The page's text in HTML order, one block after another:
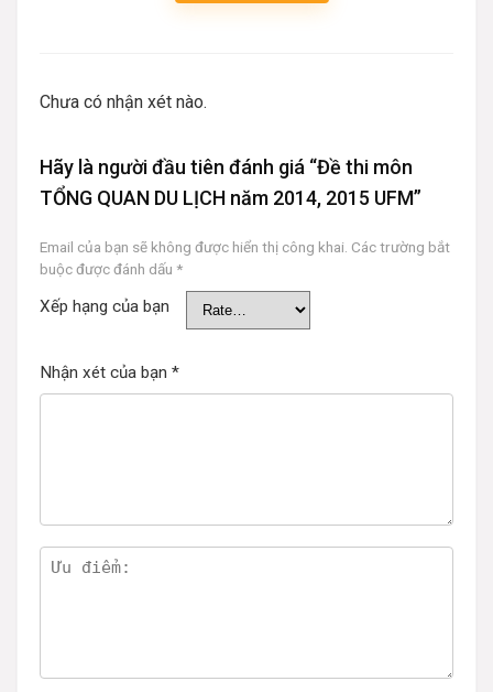
Chưa có nhận xét nào.
Hãy là người đầu tiên đánh giá “Đề thi môn
TỔNG QUAN DU LỊCH năm 2014, 2015 UFM”
Email của bạn sẽ không được hiển thị công khai. Các trường bắt
buộc được đánh dấu *
Xếp hạng của bạn
Nhận xét của bạn *